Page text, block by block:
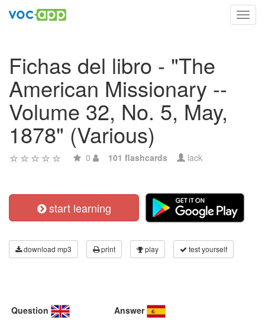
Fichas del libro - "The
American Missionary --
Volume 32, No. 5, May,
1878" (Various)
0 101 flashcards lack
start learning
download mp3 print play test yourself
Question Answer